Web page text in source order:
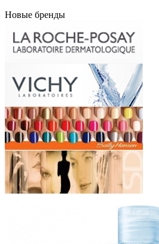
Новые бренды